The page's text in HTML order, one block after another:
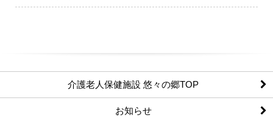
介護老人保健施設 悠々の郷TOP
お知らせ